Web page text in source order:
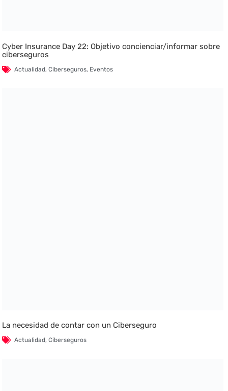
Cyber Insurance Day 22: Objetivo concienciar/informar sobre
ciberseguros
Actualidad,Ciberseguros, Eventos
La necesidad de contar con un Ciberseguro
Actualidad,Ciberseguros